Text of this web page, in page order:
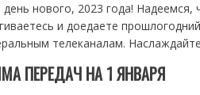
нового, 2023 года!
и доедаете
телеканалам.
ПЕРЕДАЧ НА 1 ЯНВАРЯ